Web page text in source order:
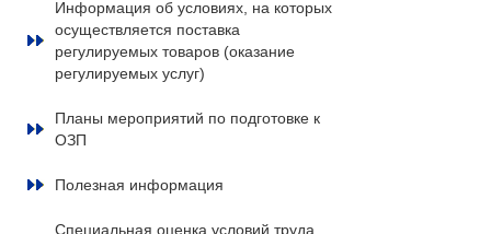
Информация об условиях, на которых
осуществляется поставка
регулируемых товаров (оказание
регулируемых услуг)
Планы мероприятий по подготовке к
ОЗП
Полезная информация
Специальная оценка условий труда